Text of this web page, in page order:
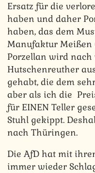
Ersatz für die
haben und daher
haben, das dem
Manufaktur Meißen
Porzellan wird
Hutschenreuther
gehabt, die dem
aber als ich die
für EINEN Teller
Stuhl gekippt.
nach Thüringen.
Die AfD hat mit
immer wieder